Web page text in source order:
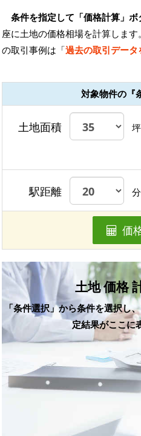
条件を指定して「価格計算」ボ
座に土地の価格相場を計算しま
の取引事例は「過去の取引データ
対象物件の『
土地面積 坪
駅距離 分
価
土地 価格
「条件選択」から条件を選択し
定結果がここに